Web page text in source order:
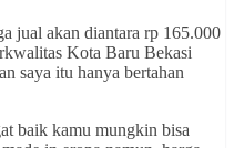
jual akan diantara rp 165.000
Kota Baru Bekasi
saya itu hanya bertahan
baik kamu mungkin bisa